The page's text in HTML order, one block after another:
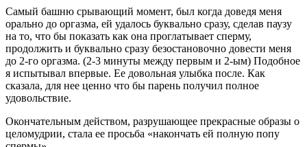
Самый башню срывающий момент, был когда доведя меня
орально до оргазма, ей удалось буквально сразу, сделав паузу
на то, что бы показать как она проглатывает сперму,
продолжить и буквально сразу безостановочно довести меня
до 2-го оргазма. (2-3 минуты между первым и 2-ым) Подобное
я испытывал впервые. Ее довольная улыбка после. Как
сказала, для нее ценно что бы парень получил полное
удовольствие.
Окончательным действом, разрушающее прекрасные образы о
целомудрии, стала ее просьба «накончать ей полную попу